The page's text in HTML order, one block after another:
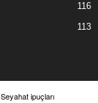
116
113
Seyahat ipuçları